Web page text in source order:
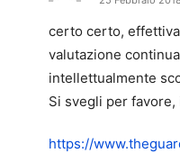
certo certo,
valutazione
intellettualmente
Si svegli per favore,
https://